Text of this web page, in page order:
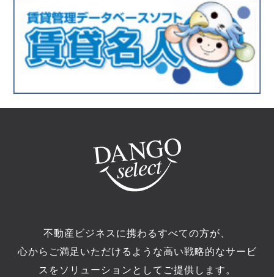
不動産ビジネスに携わるすべての方が、
心からご満足いただけるような高い戦略的なサービ
スをソリューションとしてご提供します。